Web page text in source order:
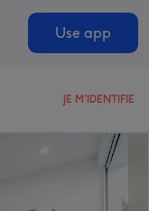
Use app
JE M'IDENTIFIE